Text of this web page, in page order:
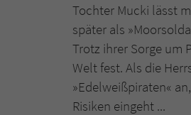
Tochter Mucki lässt
später als
Trotz ihrer Sorge um
Welt fest. Als die
»Edelweißpiraten«
Risiken eingeht ...